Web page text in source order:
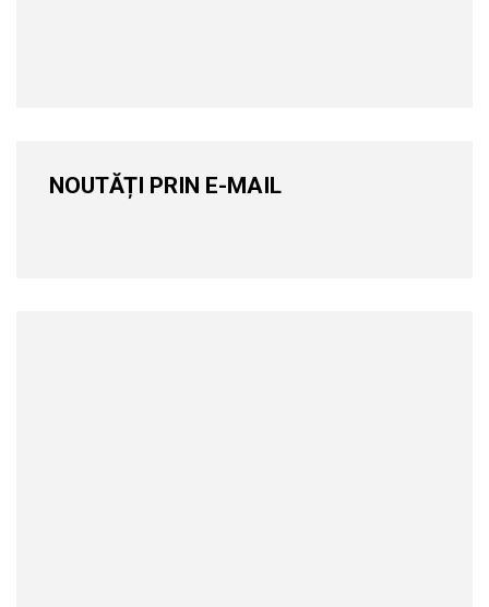
NOUTĂȚI PRIN E-MAIL